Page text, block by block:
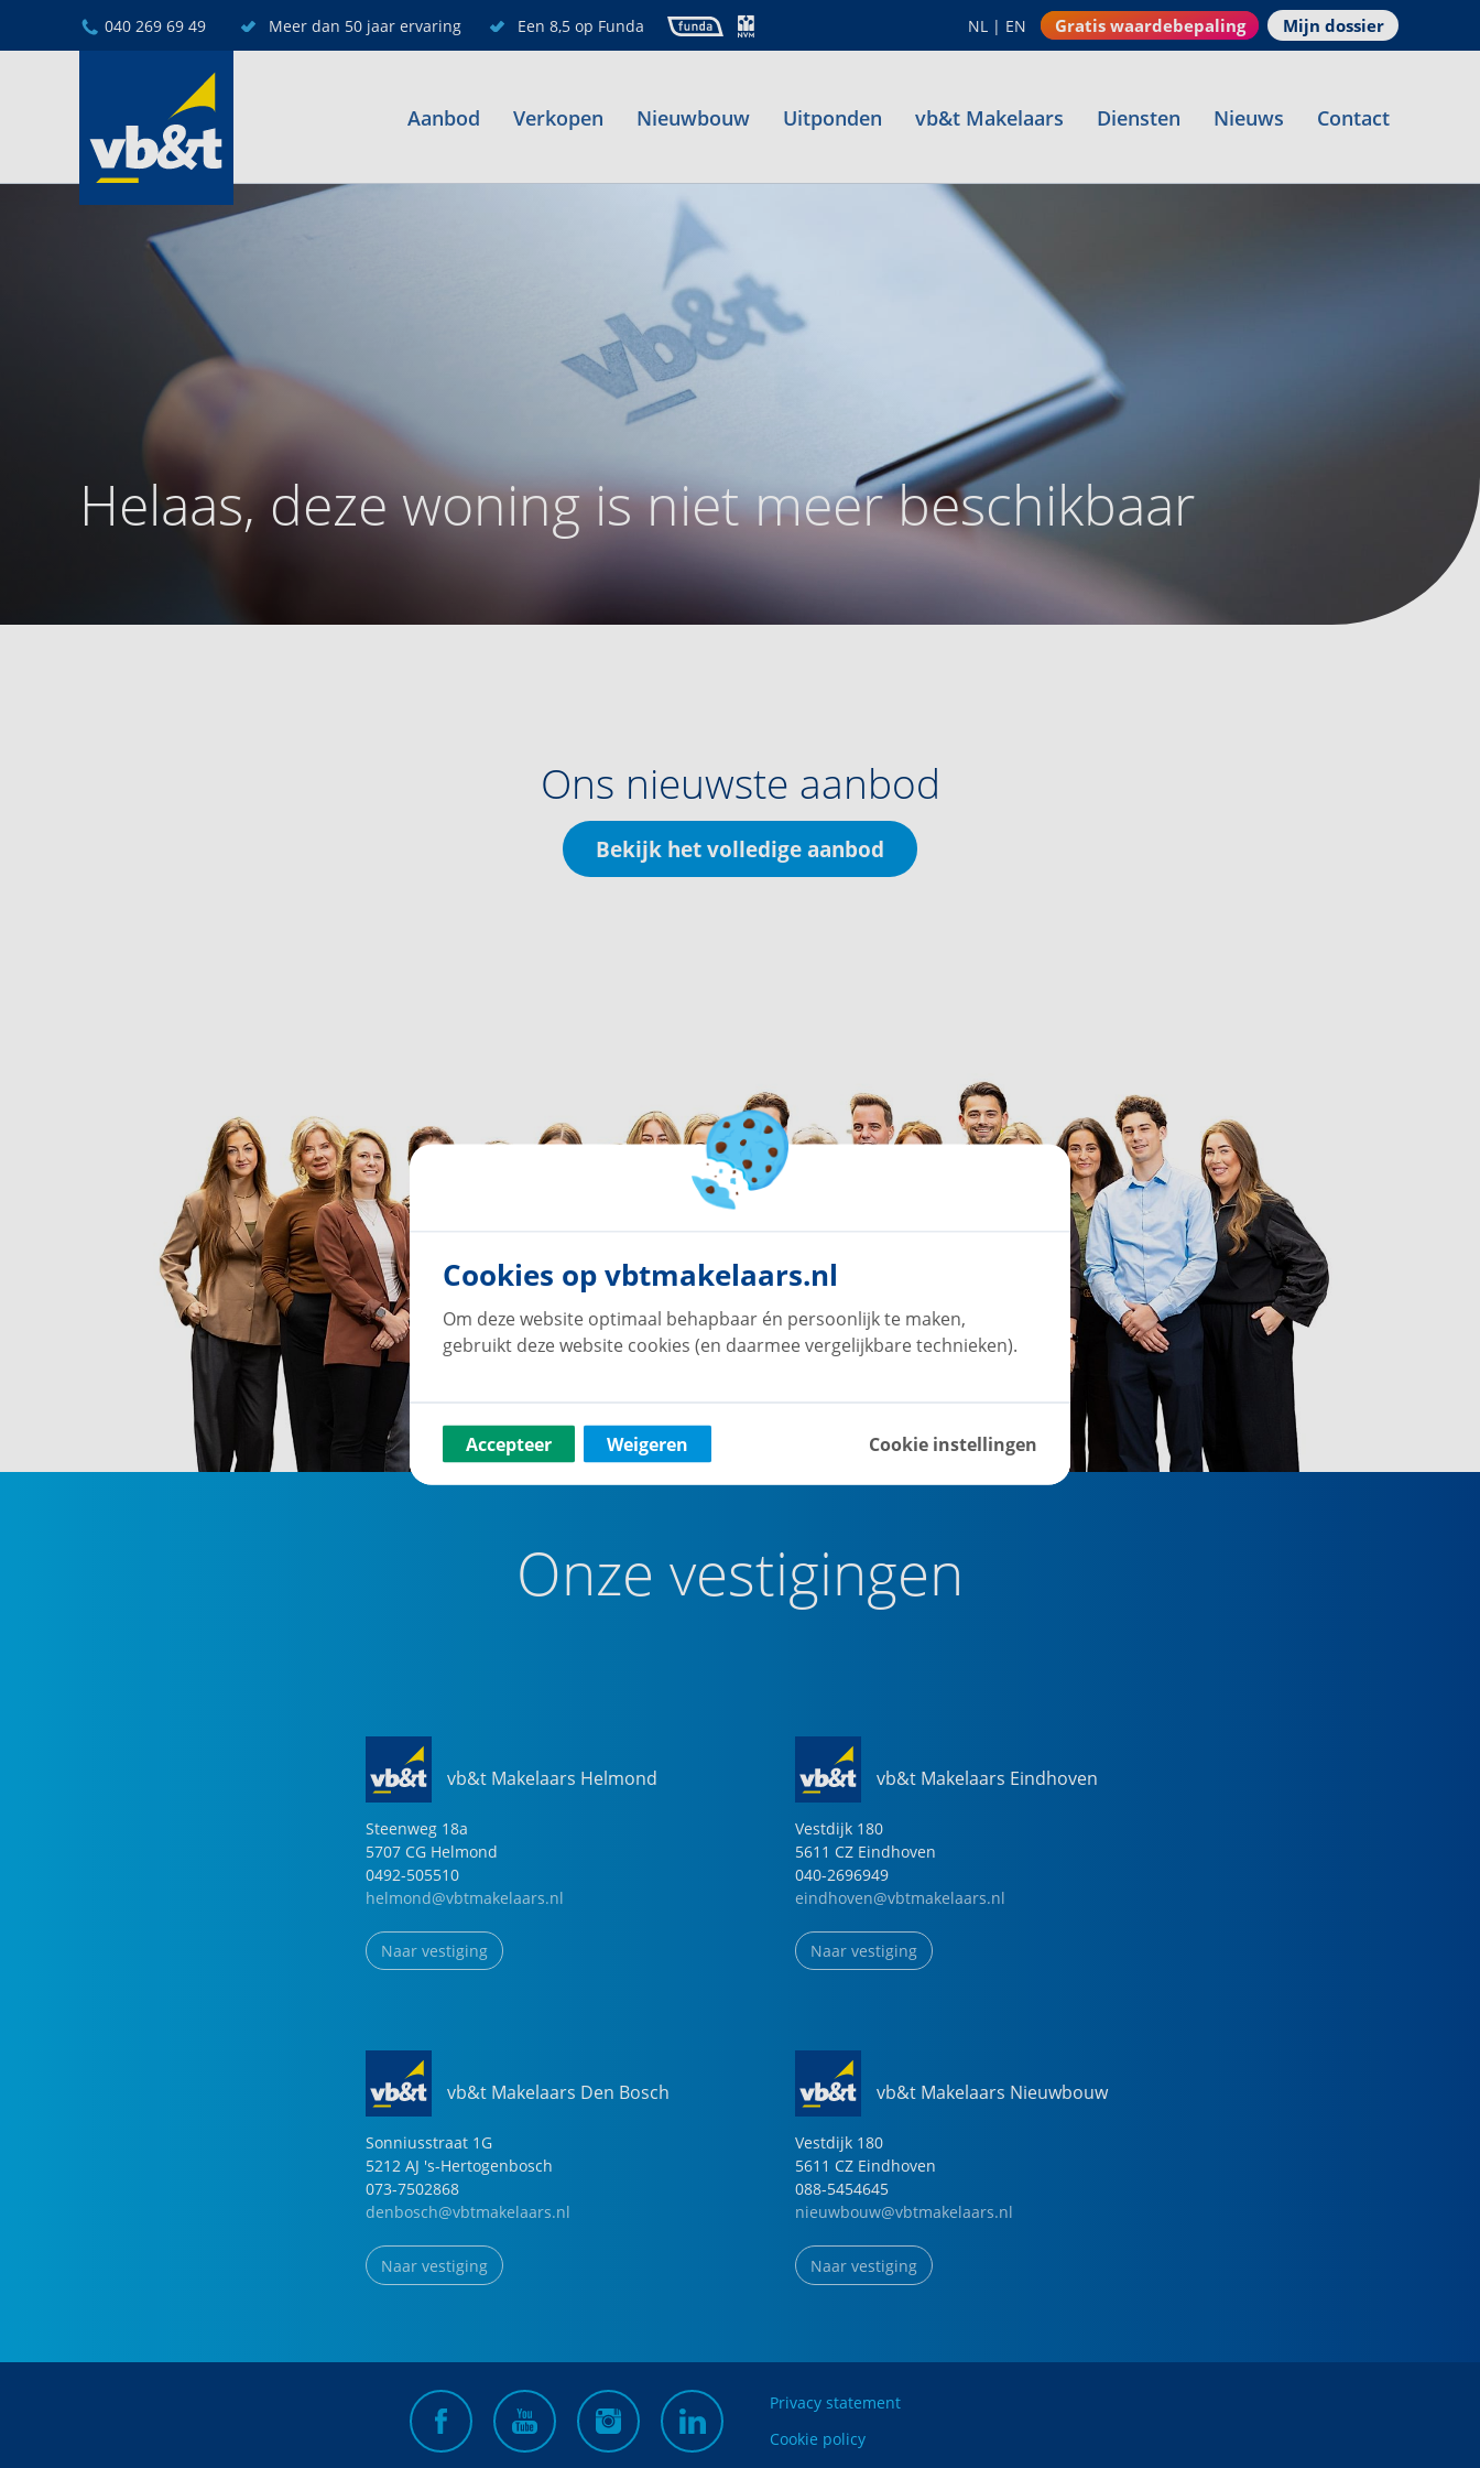
040 269 69 49 Meer dan 50 jaar ervaring Een 8,5 op Funda NL | EN Gratis waardebepaling Mijn dossier
Aanbod Verkopen Nieuwbouw Uitponden vb&t Makelaars Diensten Nieuws Contact
Helaas, deze woning is niet meer beschikbaar
Ons nieuwste aanbod
Bekijk het volledige aanbod
Onze vestigingen
vb&t Makelaars Helmond
Steenweg 18a
5707 CG Helmond
0492-505510
helmond@vbtmakelaars.nl
Naar vestiging
vb&t Makelaars Eindhoven
Vestdijk 180
5611 CZ Eindhoven
040-2696949
eindhoven@vbtmakelaars.nl
Naar vestiging
vb&t Makelaars Den Bosch
Sonniusstraat 1G
5212 AJ 's-Hertogenbosch
073-7502868
denbosch@vbtmakelaars.nl
Naar vestiging
vb&t Makelaars Nieuwbouw
Vestdijk 180
5611 CZ Eindhoven
088-5454645
nieuwbouw@vbtmakelaars.nl
Naar vestiging
Privacy statement
Cookie policy
Cookies op vbtmakelaars.nl
Om deze website optimaal behapbaar én persoonlijk te maken,
gebruikt deze website cookies (en daarmee vergelijkbare technieken).
Accepteer Weigeren Cookie instellingen